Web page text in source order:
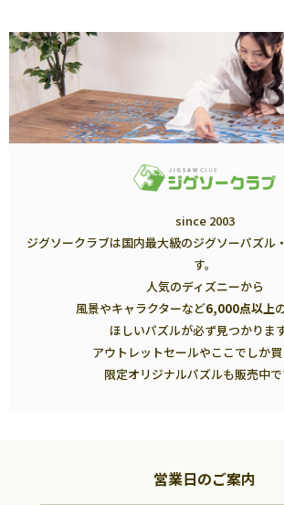
since 2003
ジグソークラブは国内最大級のジグソーパズル
す。
人気のディズニーから
風景やキャラクターなど6,000点以上
ほしいパズルが必ず見つかりま
アウトレットセールやここでしか
限定オリジナルパズルも販売中で
営業日のご案内